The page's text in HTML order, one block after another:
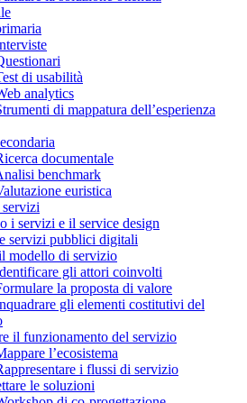
di usabilità
analytics
di mappatura dell’esperienza
documentale
benchmark
euristica
i servizi e il service design
servizi pubblici digitali
modello di servizio
gli attori coinvolti
la proposta di valore
gli elementi costitutivi del
il funzionamento del servizio
l’ecosistema
i flussi di servizio
le soluzioni